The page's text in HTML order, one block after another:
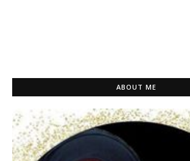
ABOUT ME